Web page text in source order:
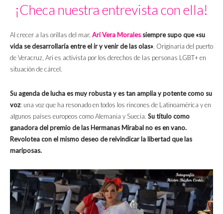
¡Checa nuestra entrevista con ella!
Al crecer a las orillas del mar, Ari Vera Morales siempre supo que «su
vida se desarrollaría entre el ir y venir de las olas». Originaria del puerto
de Veracruz, Ari es activista por los derechos de las personas LGBT+ en
situación de cárcel.
Su agenda de lucha es muy robusta y es tan amplia y potente como su
voz: una voz que ha resonado en todos los rincones de Latinoamérica y en
algunos países europeos como Alemania y Suecia. Su título como
ganadora del premio de las Hermanas Mirabal no es en vano.
Revolotea con el mismo deseo de reivindicar la libertad que las
mariposas.